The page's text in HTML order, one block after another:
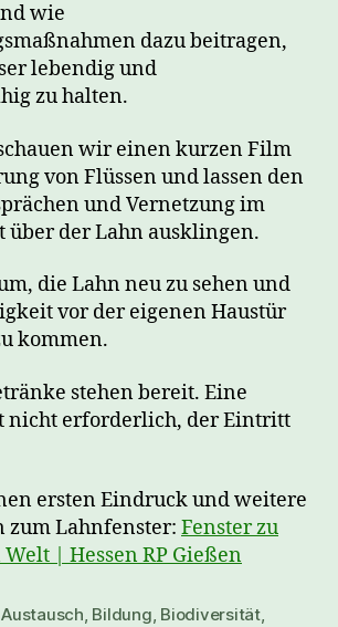
wie
dazu beitragen,
lebendig und
zu halten.
wir einen kurzen Film
von Flüssen und lassen den
und Vernetzung im
der Lahn ausklingen.
die Lahn neu zu sehen und
vor der eigenen Haustür
kommen.
stehen bereit. Eine
nicht erforderlich, der Eintritt
ersten Eindruck und weitere
Lahnfenster: Fenster zu
| Hessen RP Gießen
Austausch, Bildung, Biodiversität,